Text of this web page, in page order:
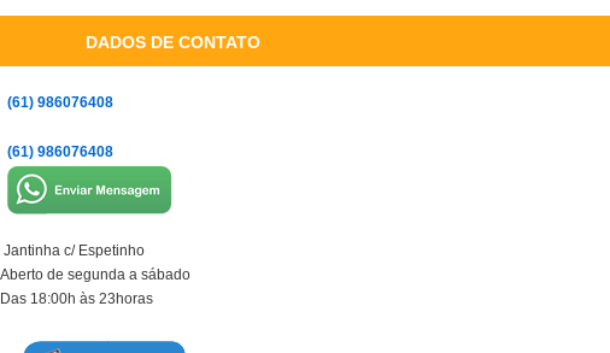
DADOS DE CONTATO
(61) 986076408
(61) 986076408
Jantinha c/ Espetinho
Aberto de segunda a sábado
Das 18:00h às 23horas